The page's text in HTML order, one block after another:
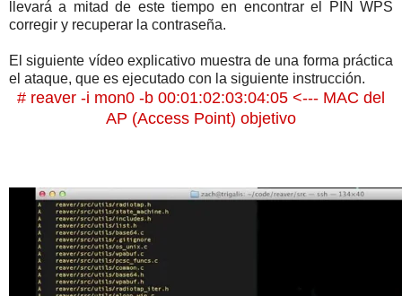
llevará a mitad de este tiempo en encontrar el PIN WPS
corregir y recuperar la contraseña.
El siguiente vídeo explicativo muestra de una forma práctica
el ataque, que es ejecutado con la siguiente instrucción.
# reaver -i mon0 -b 00:01:02:03:04:05 <--- MAC del
AP (Access Point) objetivo